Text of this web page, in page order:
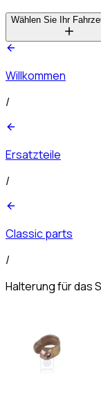
Wählen Sie Ihr
Willkommen
/
Ersatzteile
/
Classic parts
/
Halterung für das